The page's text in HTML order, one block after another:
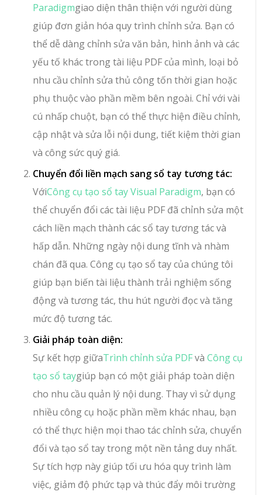
Paradigmgiao diện thân thiện với người dùng
giúp đơn giản hóa quy trình chỉnh sửa. Bạn có
thể dễ dàng chỉnh sửa văn bản, hình ảnh và các
yếu tố khác trong tài liệu PDF của mình, loại bỏ
nhu cầu chỉnh sửa thủ công tốn thời gian hoặc
phụ thuộc vào phần mềm bên ngoài. Chỉ với vài
cú nhấp chuột, bạn có thể thực hiện điều chỉnh,
cập nhật và sửa lỗi nội dung, tiết kiệm thời gian
và công sức quý giá.
Chuyển đổi liền mạch sang sổ tay tương tác:
VớiCông cụ tạo sổ tay Visual Paradigm, bạn có
thể chuyển đổi các tài liệu PDF đã chỉnh sửa một
cách liền mạch thành các sổ tay tương tác và
hấp dẫn. Những ngày nội dung tĩnh và nhàm
chán đã qua. Công cụ tạo sổ tay của chúng tôi
giúp bạn biến tài liệu thành trải nghiệm sống
động và tương tác, thu hút người đọc và tăng
mức độ tương tác.
Giải pháp toàn diện:
Sự kết hợp giữaTrình chỉnh sửa PDFvàCông cụ
tạo sổ taygiúp bạn có một giải pháp toàn diện
cho nhu cầu quản lý nội dung. Thay vì sử dụng
nhiều công cụ hoặc phần mềm khác nhau, bạn
có thể thực hiện mọi thao tác chỉnh sửa, chuyển
đổi và tạo sổ tay trong một nền tảng duy nhất.
Sự tích hợp này giúp tối ưu hóa quy trình làm
việc, giảm độ phức tạp và thúc đẩy môi trường